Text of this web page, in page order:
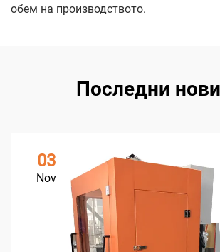
обем на производството.
Последни
03
Nov